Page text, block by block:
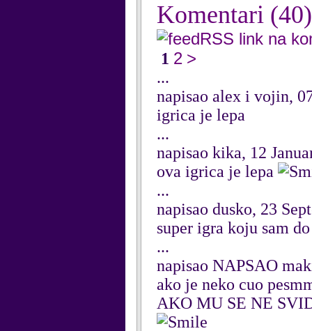
Komentari (40)
RSS link na
1 2 >
...
napisao alex i vojin,
igrica je lepa
...
napisao kika, 12
ova igrica je lepa
...
napisao dusko, 23
super igra koju sam
...
napisao NAPSAO
ako je neko cuo
AKO MU SE NE